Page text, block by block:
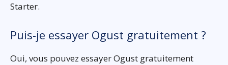
Starter.
Puis-je essayer Ogust gratuitement ?
Oui, vous pouvez essayer Ogust gratuitement